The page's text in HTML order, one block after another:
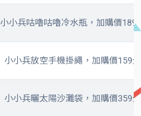
小小兵咕嚕咕嚕冷水瓶，加購價189
小小兵放空手機掛繩，加購價159
小小兵曬太陽沙灘袋，加購價359